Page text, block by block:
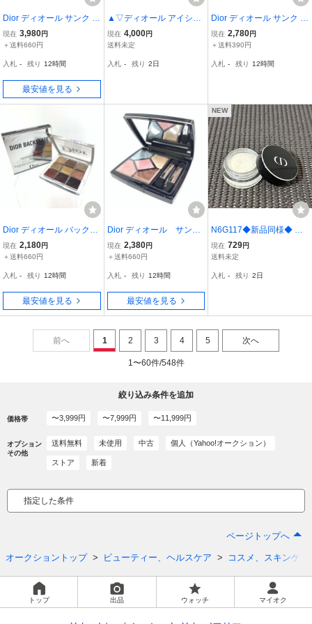
Dior ディオール サンク ク
ルール クチュール 983 シ
ャンゼリゼ アイシャドウ
ー アイメイク 残多 管理M
K26004643
現在 3,980円
＋送料660円
入札 - 残り 12時間
最安値を見る
▲▽ディオール アイシャ
ドウ スパークリング アイ
パレット 711/821/787/61
現在 4,000円
送料未定
入札 - 残り 2日
Dior ディオール サンク ク
ルール 897 スプリント 化
粧品 コスメ アイシャドウ
残量約95% 管理YK26004
現在 2,780円
＋送料390円
入札 - 残り 12時間
Dior ディオール バックス
テージ アイパレット 006
ブロンズ アイシャドウ ア
パレット 化粧品 管理MK2
6004635
現在 2,180円
＋送料660円
入札 - 残り 12時間
最安値を見る
Dior ディオール サンク
クルール 257 シュガ
ー シェード アイシャ
粧品 コスメ アイパレ
ット 管理RO26002440
現在 2,380円
＋送料660円
入札 - 残り 12時間
最安値を見る
NEW
N6G117◆新品同様◆ ク
リスチャンディオール デ
ィオールショウ フュージ
ウ 6.5g
現在 729円
送料未定
入札 - 残り 2日
前へ 1 2 3 4 5 次へ
1〜60件/548件
絞り込み条件を追加
価格帯 〜3,999円 〜7,999円 〜11,999円
オプション
その他
送料無料 未使用 中古 個人（Yahoo!オークション）
ストア 新着
指定した条件
ページトップへ
オークショントップ ビューティー、ヘルスケア コスメ、スキンケア
トップ 出品 ウォッチ マイオク